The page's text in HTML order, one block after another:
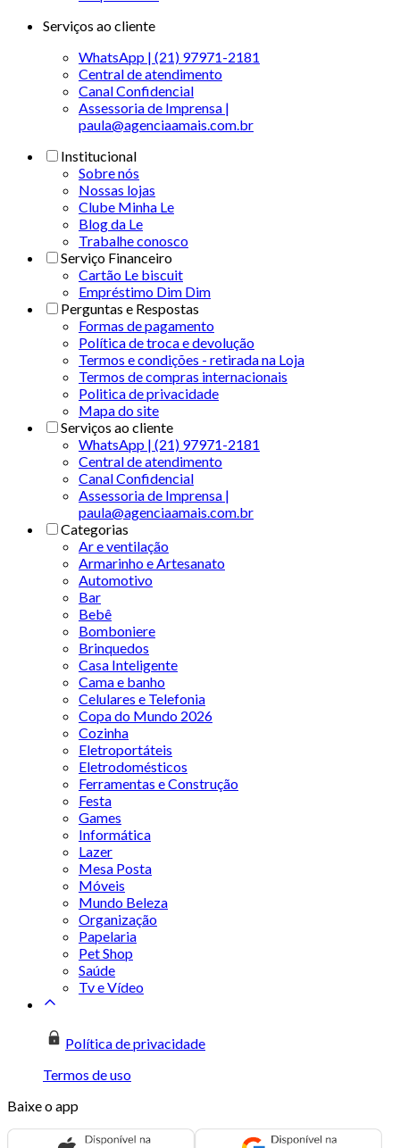
Serviços ao cliente
WhatsApp | (21) 97971-2181
Central de atendimento
Canal Confidencial
Assessoria de Imprensa |
paula@agenciaamais.com.br
Institucional
Sobre nós
Nossas lojas
Clube Minha Le
Blog da Le
Trabalhe conosco
Serviço Financeiro
Cartão Le biscuit
Empréstimo Dim Dim
Perguntas e Respostas
Formas de pagamento
Política de troca e devolução
Termos e condições - retirada na Loja
Termos de compras internacionais
Politica de privacidade
Mapa do site
Serviços ao cliente
WhatsApp | (21) 97971-2181
Central de atendimento
Canal Confidencial
Assessoria de Imprensa |
paula@agenciaamais.com.br
Categorias
Ar e ventilação
Armarinho e Artesanato
Automotivo
Bar
Bebê
Bomboniere
Brinquedos
Casa Inteligente
Cama e banho
Celulares e Telefonia
Copa do Mundo 2026
Cozinha
Eletroportáteis
Eletrodomésticos
Ferramentas e Construção
Festa
Games
Informática
Lazer
Mesa Posta
Móveis
Mundo Beleza
Organização
Papelaria
Pet Shop
Saúde
Tv e Vídeo
Política de privacidade
Termos de uso
Baixe o app